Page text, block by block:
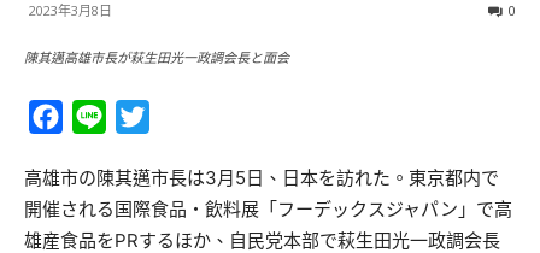
2023年3月8日 0
陳其邁高雄市長が萩生田光一政調会長と面会
Facebook
Line
高雄市の陳其邁市長は3月5日、日本を訪れた。東京都内で
開催される国際食品・飲料展「フーデックスジャパン」で高
雄産食品をPRするほか、自民党本部で萩生田光一政調会長